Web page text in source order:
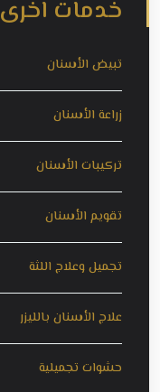
خدمات اخرى
تبيض الأسنان
زراعة الأسنان
تركيبات الأسنان
تقويم الأسنان
تجميل وعلاج اللثة
علاج الأسنان بالليزر
حشوات تجميلية